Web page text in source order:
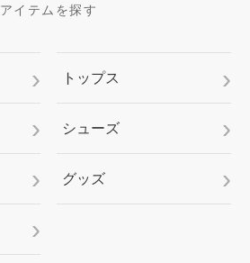
アイテムを探す
トップス
シューズ
グッズ